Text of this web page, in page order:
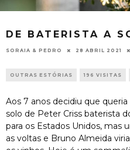
DE BATERISTA A
SORAIA & PEDRO 28 ABRIL 2021
OUTRAS ESTÓRIAS 196 VISITAS
Aos 7 anos decidiu que
solo de Peter Criss baterista
para os Estados Unidos, mas
as voltas e Bruno Almeida